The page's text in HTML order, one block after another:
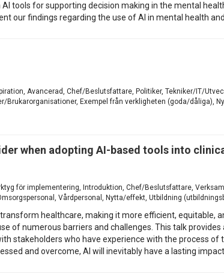
tools for supporting decision making in the mental
our findings regarding the use of AI in mental health
Avancerad, Chef/Beslutsfattare, Politiker, Tekniker/IT/
Brukarorganisationer, Exempel från verkligheten (goda/dåliga),
when adopting AI-based tools into
för implementering, Introduktion, Chef/Beslutsfattare,
Vårdpersonal, Nytta/effekt, Utbildning
healthcare, making it more efficient, equitable,
of numerous barriers and challenges. This talk
stakeholders who have experience with the process
and overcome, AI will inevitably have a lasting